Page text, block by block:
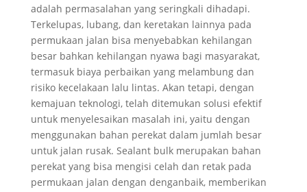
adalah permasalahan yang seringkali dihadapi.
Terkelupas, lubang, dan keretakan lainnya pada
permukaan jalan bisa menyebabkan kehilangan
besar bahkan kehilangan nyawa bagi masyarakat,
termasuk biaya perbaikan yang melambung dan
risiko kecelakaan lalu lintas. Akan tetapi, dengan
kemajuan teknologi, telah ditemukan solusi efektif
untuk menyelesaikan masalah ini, yaitu dengan
menggunakan bahan perekat dalam jumlah besar
untuk jalan rusak. Sealant bulk merupakan bahan
perekat yang bisa mengisi celah dan retak pada
permukaan jalan dengan denganbaik, memberikan